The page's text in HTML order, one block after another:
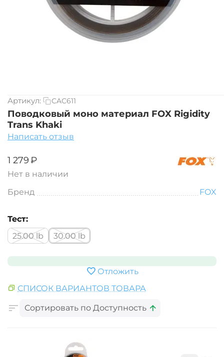
Артикул: CAC611
Поводковый моно материал FOX Rigidity
Trans Khaki
Написать отзыв
‍1 279‍₽
Нет в наличии
Бренд
FOX
Тест:
25.00 lb
30.00 lb
Отложить
СПИСОК ВАРИАНТОВ ТОВАРА
Сортировать по Доступность